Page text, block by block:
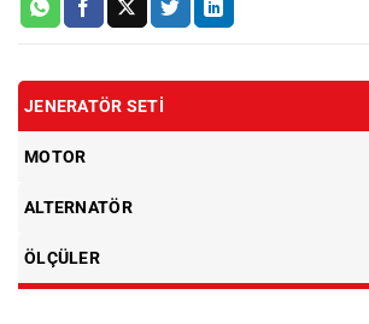
JENERATÖR SETI
MOTOR
ALTERNATÖR
ÖLÇÜLER